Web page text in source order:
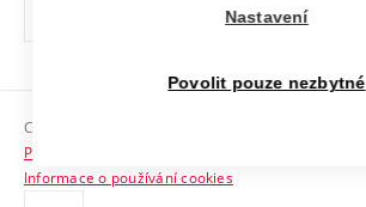
odkaz)
Sociální bezpečí
HR Award
Copyright © 2026 VUT
Prohlášení o přístupnosti
Informace o používání cookies
Nastavení
Povolit pouze nezbytné